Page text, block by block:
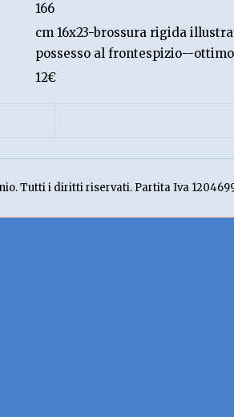
166
cm 16x23-brossura rigida
possesso al frontespizio--
12€
Tutti i diritti riservati. Partita Iva